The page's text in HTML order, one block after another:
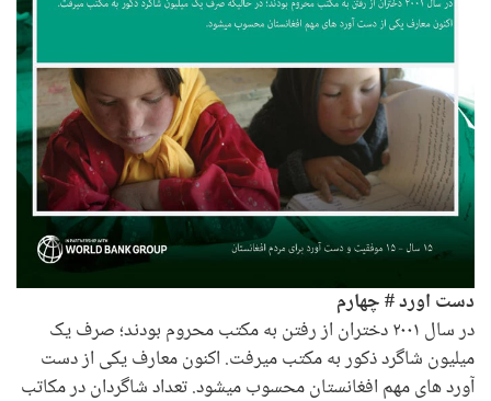
دست اورد # چهارم
در سال ۲۰۰۱ دختران از رفتن به مکتب محروم بودند؛ صرف یک
میلیون شاگرد ذکور به مکتب میرفت. اکنون معارف یکی از دست
آورد های مهم افغانستان محسوب میشود. تعداد شاگردان در مکاتب